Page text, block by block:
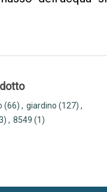
(66) , giardino (127) ,
, 8549 (1)